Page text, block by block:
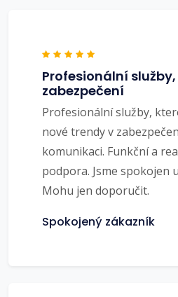
Profesionální
zabezpečení
Profesionální služby,
nové trendy v
komunikaci. Funkční a
podpora. Jsme spokojen
Mohu jen doporučit.
Spokojený zákazník